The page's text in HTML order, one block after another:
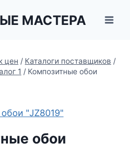
МАСТЕРА
цен / Каталоги поставщиков /
1 / Композитные обои
обои